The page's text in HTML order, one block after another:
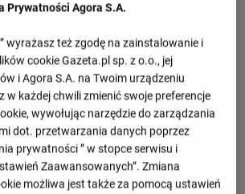
Prywatności Agora S.A.
wyrażasz też zgodę na zainstalowanie i
cookie Gazeta.pl sp. z o.o., jej
i Agora S.A. na Twoim urządzeniu
w każdej chwili zmienić swoje preferencje
wywołując narzędzie do zarządzania
dot. przetwarzania danych poprzez
prywatności ” w stopce serwisu i
Zaawansowanych”. Zmiana
możliwa jest także za pomocą ustawień